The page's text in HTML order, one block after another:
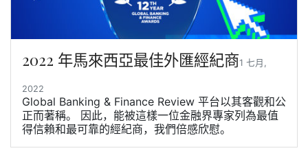
2022 年馬來西亞最佳外匯經紀商1 七月,
2022
Global Banking & Finance Review 平台以其客觀和公
正而著稱。 因此，能被這樣一位金融界專家列為最值
得信賴和最可靠的經紀商，我們倍感欣慰。